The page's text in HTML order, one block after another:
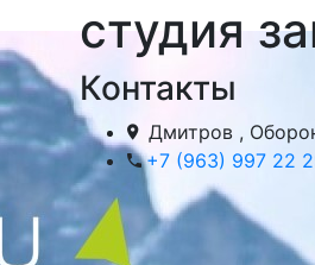
студия
Контакты
Дмитров ,
+7 (963) 997 22